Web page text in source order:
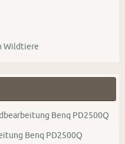
Wildtiere
Benq PD2500Q
Benq PD2500Q